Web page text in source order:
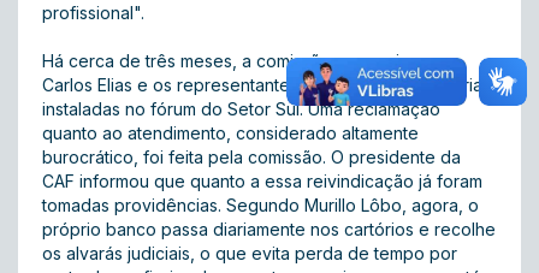
profissional".
Há cerca de três meses, a comissão se reuniu com
Carlos Elias e os representantes das agências bancárias
instaladas no fórum do Setor Sul. Uma reclamação
quanto ao atendimento, considerado altamente
burocrático, foi feita pela comissão. O presidente da
CAF informou que quanto a essa reivindicação já foram
tomadas providências. Segundo Murillo Lôbo, agora, o
próprio banco passa diariamente nos cartórios e recolhe
os alvarás judiciais, o que evita perda de tempo por